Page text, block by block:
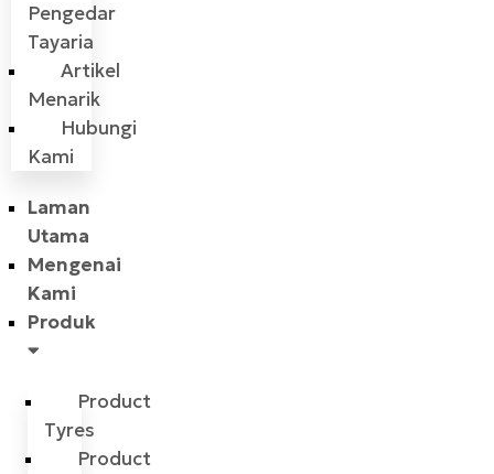
Pengedar
Tayaria
Artikel
Menarik
Hubungi
Kami
Laman
Utama
Mengenai
Kami
Produk
Product
Tyres
Product